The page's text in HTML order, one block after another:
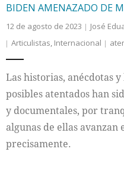
BIDEN AMENAZADO DE
12 de agosto de 2023
José
Articulistas, Internacional
Las historias, anécdotas
posibles atentados han
y documentales, por
algunas de ellas
precisamente.